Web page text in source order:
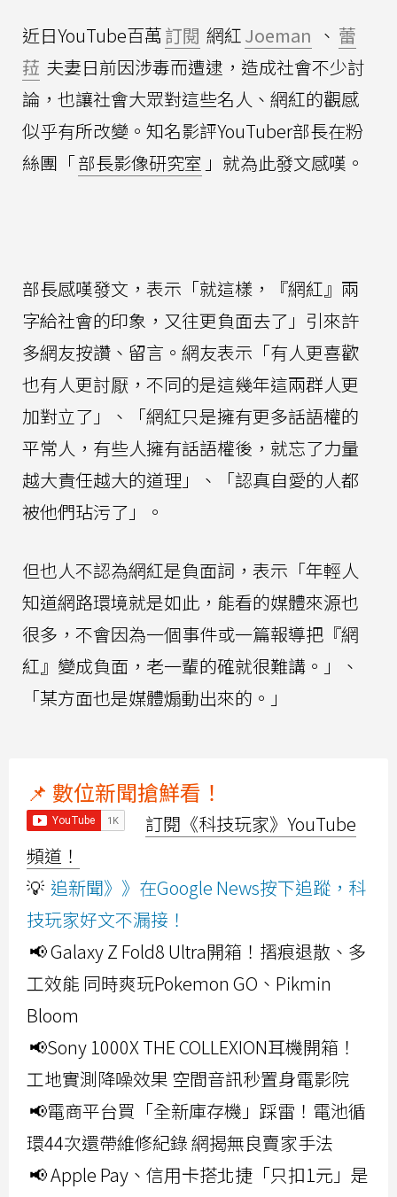
近日YouTube百萬訂閱 網紅Joeman 、 蕾
菈 夫妻日前因涉毒而遭逮，造成社會不少討
論，也讓社會大眾對這些名人、網紅的觀感
似乎有所改變。知名影評YouTuber部長在粉
絲團「部長影像研究室 」就為此發文感嘆。
部長感嘆發文，表示「就這樣，『網紅』兩
字給社會的印象，又往更負面去了」引來許
多網友按讚、留言。網友表示「有人更喜歡
也有人更討厭，不同的是這幾年這兩群人更
加對立了」、「網紅只是擁有更多話語權的
平常人，有些人擁有話語權後，就忘了力量
越大責任越大的道理」、「認真自愛的人都
被他們玷污了」。
但也人不認為網紅是負面詞，表示「年輕人
知道網路環境就是如此，能看的媒體來源也
很多，不會因為一個事件或一篇報導把『網
紅』變成負面，老一輩的確就很難講。」、
「某方面也是媒體煽動出來的。」
📌 數位新聞搶鮮看！
訂閱《科技玩家》YouTube
頻道！
💡 追新聞》》在Google News按下追蹤，科
技玩家好文不漏接！
📢 Galaxy Z Fold8 Ultra開箱！摺痕退散、多
工效能 同時爽玩Pokemon GO、Pikmin
Bloom
📢Sony 1000X THE COLLEXION耳機開箱！
工地實測降噪效果 空間音訊秒置身電影院
📢電商平台買「全新庫存機」踩雷！電池循
環44次還帶維修紀錄 網揭無良賣家手法
📢 Apple Pay、信用卡搭北捷「只扣1元」是